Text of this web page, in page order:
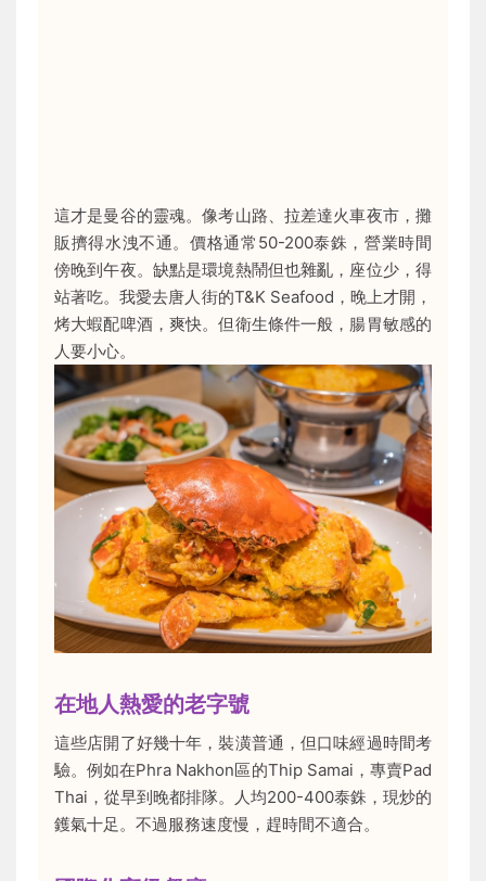
這才是曼谷的靈魂。像考山路、拉差達火車夜市，攤
販擠得水洩不通。價格通常50-200泰銖，營業時間
傍晚到午夜。缺點是環境熱鬧但也雜亂，座位少，得
站著吃。我愛去唐人街的T&K Seafood，晚上才開，
烤大蝦配啤酒，爽快。但衛生條件一般，腸胃敏感的
人要小心。
在地人熱愛的老字號
這些店開了好幾十年，裝潢普通，但口味經過時間考
驗。例如在Phra Nakhon區的Thip Samai，專賣Pad
Thai，從早到晚都排隊。人均200-400泰銖，現炒的
鑊氣十足。不過服務速度慢，趕時間不適合。